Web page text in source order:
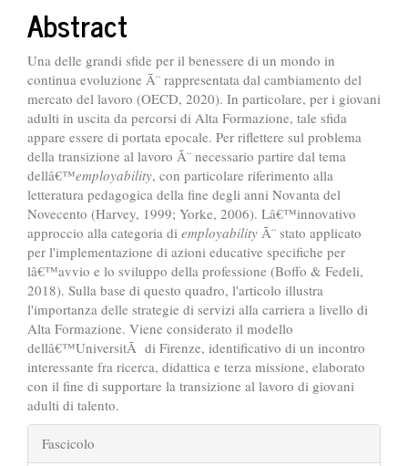
Abstract
Una delle grandi sfide per il benessere di un mondo in
continua evoluzione Ã¨ rappresentata dal cambiamento del
mercato del lavoro (OECD, 2020). In particolare, per i giovani
adulti in uscita da percorsi di Alta Formazione, tale sfida
appare essere di portata epocale. Per riflettere sul problema
della transizione al lavoro Ã¨ necessario partire dal tema
dellâ€™employability, con particolare riferimento alla
letteratura pedagogica della fine degli anni Novanta del
Novecento (Harvey, 1999; Yorke, 2006). Lâ€™innovativo
approccio alla categoria di employability Ã¨ stato applicato
per l'implementazione di azioni educative specifiche per
lâ€™avvio e lo sviluppo della professione (Boffo & Fedeli,
2018). Sulla base di questo quadro, l'articolo illustra
l'importanza delle strategie di servizi alla carriera a livello di
Alta Formazione. Viene considerato il modello
dellâ€™UniversitÃ di Firenze, identificativo di un incontro
interessante fra ricerca, didattica e terza missione, elaborato
con il fine di supportare la transizione al lavoro di giovani
adulti di talento.
Fascicolo